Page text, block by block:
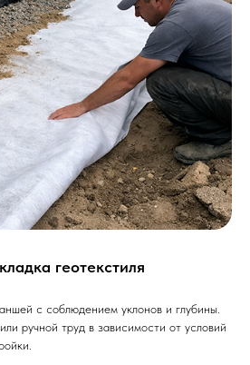
геотекстиля
с соблюдением уклонов и глубины.
ручной труд в зависимости от условий